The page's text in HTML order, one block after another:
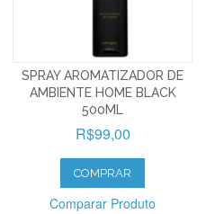
SPRAY AROMATIZADOR DE
AMBIENTE HOME BLACK
500ML
R$99,00
COMPRAR
Comparar Produto